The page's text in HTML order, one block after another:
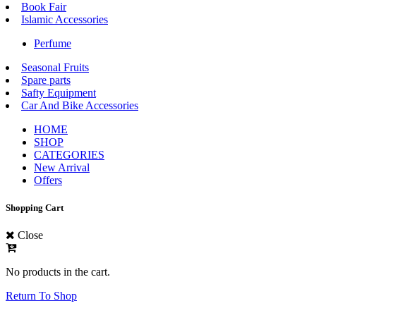
Book Fair
Islamic Accessories
Perfume
Seasonal Fruits
Spare parts
Safty Equipment
Car And Bike Accessories
HOME
SHOP
CATEGORIES
New Arrival
Offers
Shopping Cart
Close
No products in the cart.
Return To Shop